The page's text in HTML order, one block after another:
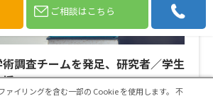
調査チームを発足、研究者／学生
ご相談はこちら
ァイリングを含む一部の Cookie を使用します。 不